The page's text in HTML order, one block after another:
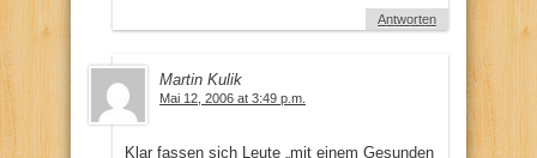
Antworten
Martin Kulik
Mai 12, 2006 at 3:49 p.m.
Klar fassen sich Leute „mit einem Gesunden